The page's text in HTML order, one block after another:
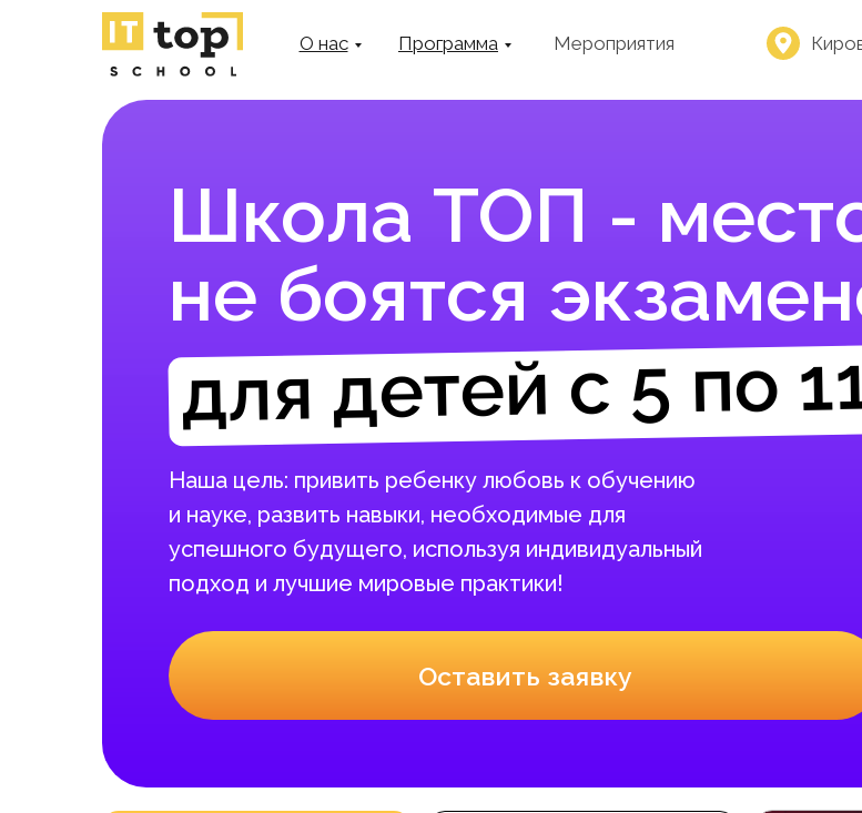
Мероприятия
О нас Программа
Наша цель: привить ребенку любовь к обучению
и науке, развить навыки, необходимые для
успешного будущего, используя индивидуальный
подход и лучшие мировые практики!
Школа ТОП -
не боятся
для детей с 5 по
Оставить заявку